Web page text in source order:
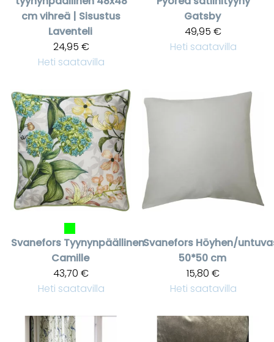
cm vihreä | Sisustus
Laventeli
24,95 €
Heti saatavilla
Gatsby
49,95 €
Heti saatavilla
Svanefors Tyynynpäällinen
Camille
43,70 €
Heti saatavilla
Svanefors Höyhen/
50*50 cm
15,80 €
Heti saatavilla